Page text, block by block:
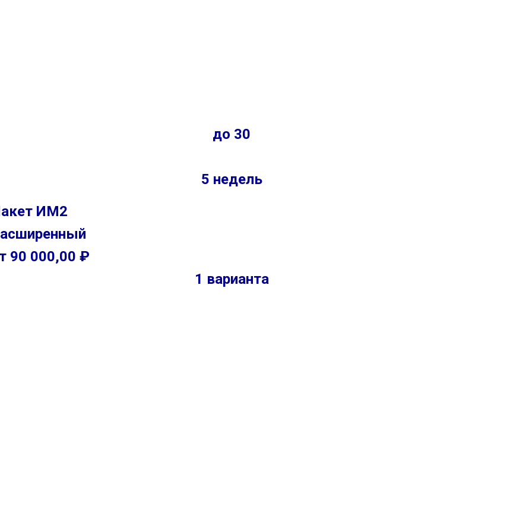
до 30
5 недель
ИМ2
90 000,00 ₽
1 варианта